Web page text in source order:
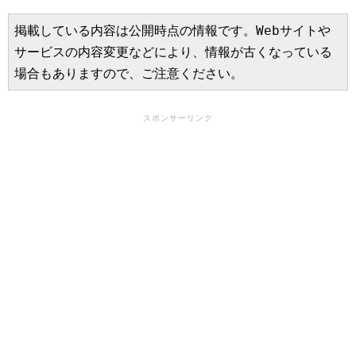
掲載している内容は公開時点の情報です。Webサイトや
サービスの内容変更などにより、情報が古くなっている
場合もありますので、ご注意ください。
スポンサーリンク